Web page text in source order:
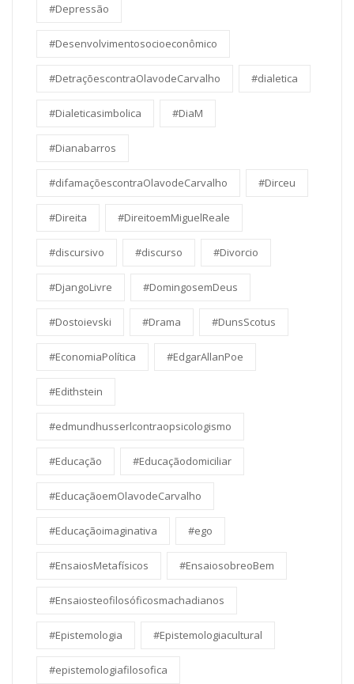
#Depressão
#Desenvolvimentosocioeconômico
#DetraçõescontraOlavodeCarvalho #dialetica
#Dialeticasimbolica #DiaM
#Dianabarros
#difamaçõescontraOlavodeCarvalho #Dirceu
#Direita #DireitoemMiguelReale
#discursivo #discurso #Divorcio
#DjangoLivre #DomingosemDeus
#Dostoievski #Drama #DunsScotus
#EconomiaPolítica #EdgarAllanPoe
#Edithstein
#edmundhusserlcontraopsicologismo
#Educação #Educaçãodomiciliar
#EducaçãoemOlavodeCarvalho
#Educaçãoimaginativa #ego
#EnsaiosMetafísicos #EnsaiosobreoBem
#Ensaiosteofilosóficosmachadianos
#Epistemologia #Epistemologiacultural
#epistemologiafilosofica